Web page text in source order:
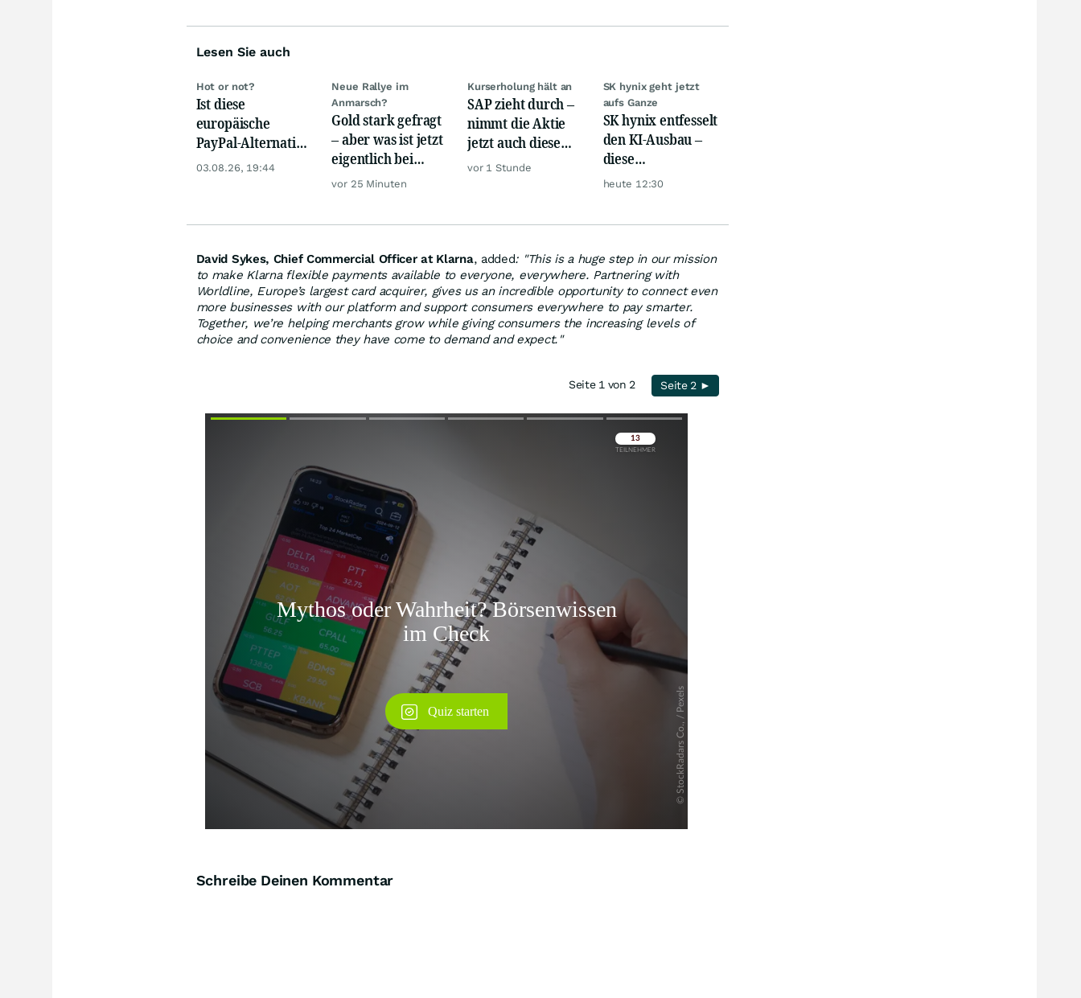
Lesen Sie auch
Hot or not?
Ist diese
europäische
PayPal-Alternative
jetzt reif für den
03.08.26, 19:44
Neue Rallye im
Anmarsch?
Gold stark gefragt
– aber was ist jetzt
eigentlich bei
Silber möglich?
vor 25 Minuten
Kurserholung hält an
SAP zieht durch –
nimmt die Aktie
jetzt auch diese
Hürde?
vor 1 Stunde
SK hynix geht jetzt
aufs Ganze
SK hynix entfesselt
den KI-Ausbau –
diese
Milliardenwette ist
heute 12:30
David Sykes, Chief Commercial Officer at Klarna, added: "This is a huge step in our mission
to make Klarna flexible payments available to everyone, everywhere. Partnering with
Worldline, Europe’s largest card acquirer, gives us an incredible opportunity to connect even
more businesses with our platform and support consumers everywhere to pay smarter.
Together, we’re helping merchants grow while giving consumers the increasing levels of
choice and convenience they have come to demand and expect."
Seite 1 von 2 Seite 2 ►
Überspringen
Schreibe Deinen Kommentar